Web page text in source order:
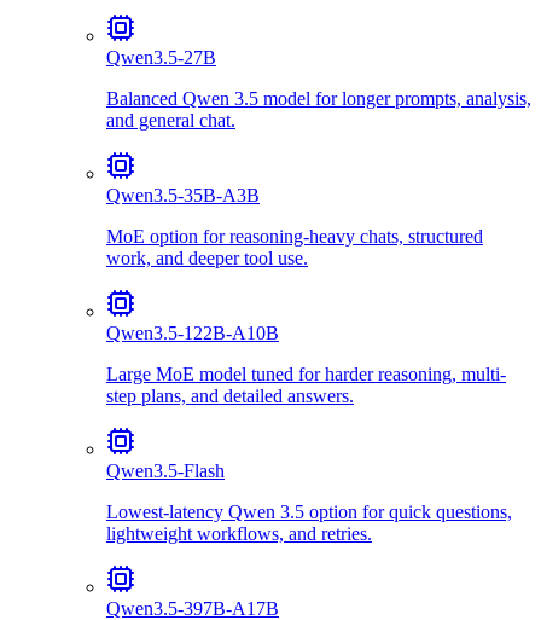
Qwen3.5-27B
Balanced Qwen 3.5 model for longer prompts, analysis,
and general chat.
Qwen3.5-35B-A3B
MoE option for reasoning-heavy chats, structured
work, and deeper tool use.
Qwen3.5-122B-A10B
Large MoE model tuned for harder reasoning, multi-
step plans, and detailed answers.
Qwen3.5-Flash
Lowest-latency Qwen 3.5 option for quick questions,
lightweight workflows, and retries.
Qwen3.5-397B-A17B